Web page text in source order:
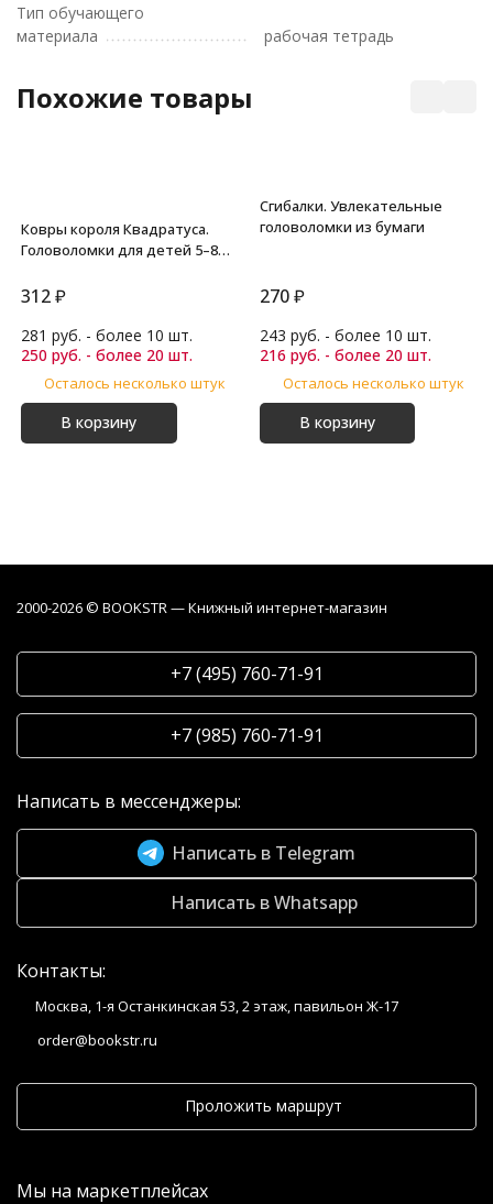
Тип обучающего
материала
рабочая тетрадь
Похожие товары
Ковры короля Квадратуса.
Головоломки для детей 5–8
312₽
281 руб. - более 10 шт.
250 руб. - более 20 шт.
Осталось несколько штук
В корзину
Сгибалки. Увлекательные
головоломки из бумаги
270 ₽
243 руб. - более 10 шт.
216 руб. - более 20 шт.
Осталось несколько штук
В корзину
2000-2026 © BOOKSTR — Книжный интернет-магазин
+7 (495) 760-71-91
+7 (985) 760-71-91
Написать в мессенджеры:
Написать в Telegram
Написать в Whatsapp
Контакты:
Москва, 1-я Останкинская 53, 2 этаж, павильон Ж-17
order@bookstr.ru
Проложить маршрут
Мы на маркетплейсах